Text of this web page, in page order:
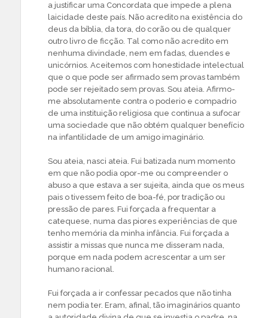
a justificar uma Concordata que impede a plena
laicidade deste país. Não acredito na existência do
deus da bíblia, da tora, do corão ou de qualquer
outro livro de ficção. Tal como não acredito em
nenhuma divindade, nem em fadas, duendes e
unicórnios. Aceitemos com honestidade intelectual
que o que pode ser afirmado sem provas também
pode ser rejeitado sem provas. Sou ateia. Afirmo-
me absolutamente contra o poderio e compadrio
de uma instituição religiosa que continua a sufocar
uma sociedade que não obtém qualquer benefício
na infantilidade de um amigo imaginário.
Sou ateia, nasci ateia. Fui batizada num momento
em que não podia opor-me ou compreender o
abuso a que estava a ser sujeita, ainda que os meus
pais o tivessem feito de boa-fé, por tradição ou
pressão de pares. Fui forçada a frequentar a
catequese, numa das piores experiências de que
tenho memória da minha infância. Fui forçada a
assistir a missas que nunca me disseram nada,
porque em nada podem acrescentar a um ser
humano racional.
Fui forçada a ir confessar pecados que não tinha
nem podia ter. Eram, afinal, tão imaginários quanto